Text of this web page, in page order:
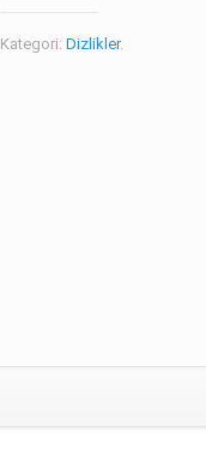
Kategori: Dizlikler.